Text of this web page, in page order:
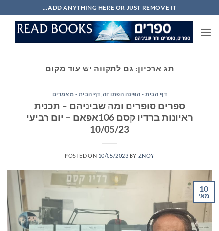
to
content
ADD ANYTHING HERE OR JUST REMOVE IT...
תג ארכיון: גם לתקווה יש עוד מקום
דף הבית - הפינה הפתוחה דף הבית - מאמרים
ספרים סופרים ומה שביניהם – תכנית
ראיונות ברדיו קסם 106אפאם – יום רביעי
10/05/23
POSTED ON 10/05/2023 BY ZNOY
10
מאי